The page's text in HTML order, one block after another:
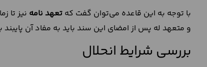
با توجه به این قاعده می‌توان گفت که تعهد نامه نیز تا
و متعهد له پس از امضای این سند باید به مفاد آن پایبند
بررسی شرایط انحلال